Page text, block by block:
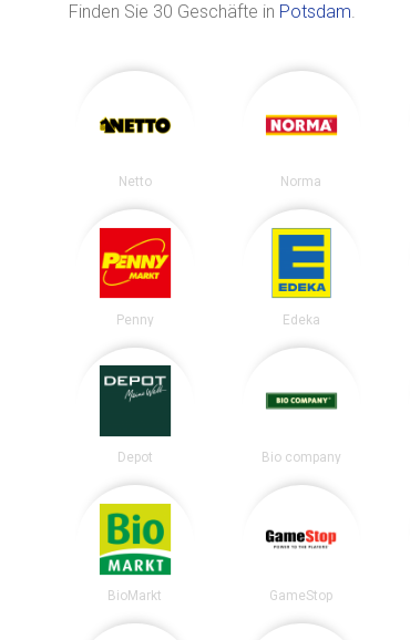
Finden Sie 30 Geschäfte in Potsdam.
Netto Norma
Penny Edeka
Depot Bio company
BioMarkt GameStop